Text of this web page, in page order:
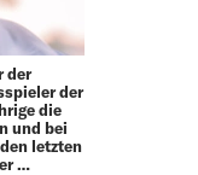
der
der
die
und bei
letzten
…